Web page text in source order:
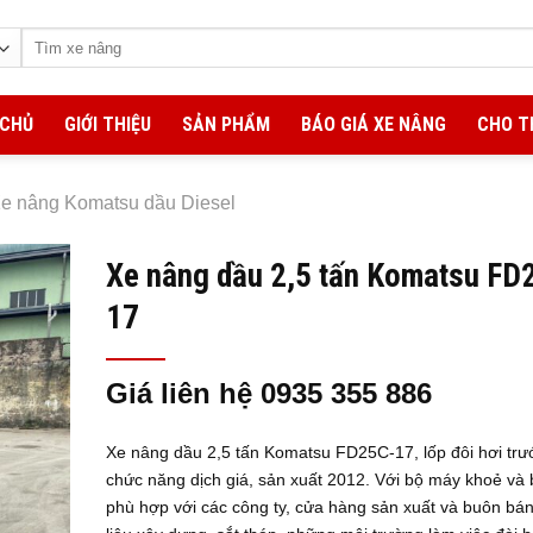
GIỚI THIỆU SẢN PHẨM BÁO GIÁ XE NÂNG CHO
nâng Komatsu dầu Diesel
Xe nâng dầu 2,5 tấn Komatsu
17
Giá liên hệ 0935 355 886
Xe nâng dầu 2,5 tấn Komatsu FD25C-17, lốp đôi hơi
chức năng dịch giá, sản xuất 2012. Với bộ máy khoẻ và
phù hợp với các công ty, cửa hàng sản xuất và buôn